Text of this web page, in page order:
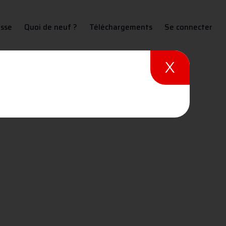
Quoi de neuf ? Téléchargements Se connecter
X